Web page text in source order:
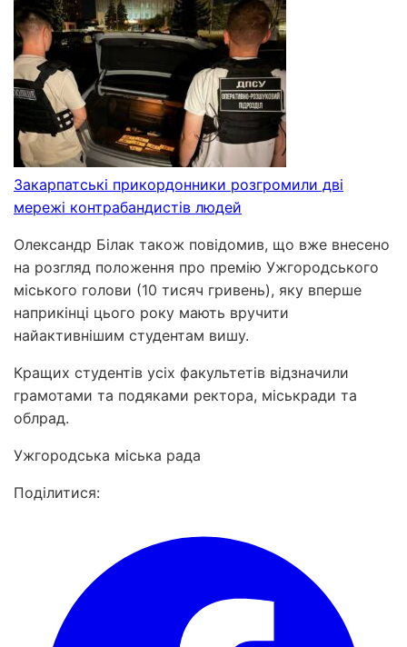
Закарпатські прикордонники розгромили дві
мережі контрабандистів людей
Олександр Білак також повідомив, що вже внесено
на розгляд положення про премію Ужгородського
міського голови (10 тисяч гривень), яку вперше
наприкінці цього року мають вручити
найактивнішим студентам вишу.
Кращих студентів усіх факультетів відзначили
грамотами та подяками ректора, міськради та
облрад.
Ужгородська міська рада
Поділитися: